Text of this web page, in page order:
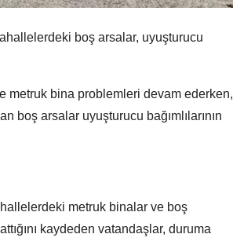
boş arsalar, uyuşturucu
metruk bina problemleri devam ederken,
arsalar uyuşturucu bağımlılarının
metruk binalar ve boş
kaydeden vatandaşlar, duruma